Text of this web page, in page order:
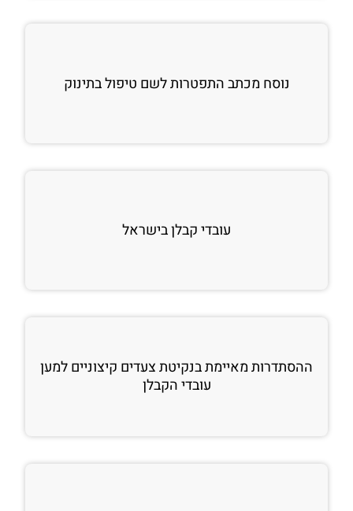
נוסח מכתב התפטרות לשם טיפול בתינוק
עובדי קבלן בישראל
ההסתדרות מאיימת בנקיטת צעדים קיצוניים למען
עובדי הקבלן